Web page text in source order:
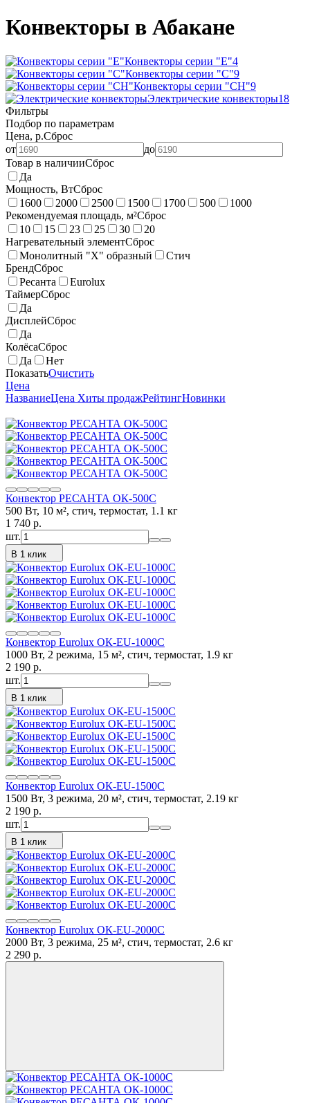
Конвекторы в Абакане
Конвекторы серии "Е"4
Конвекторы серии "С"9
Конвекторы серии "СН"9
Электрические конвекторы18
Фильтры
Подбор по параметрам
Цена, р.Сброс
от
до
Товар в наличииСброс
Да
Мощность, ВтСброс
1600
2000 2500 1500 1700 500
1000
Рекомендуемая площадь, м²Сброс
10
15 23 25 30
20
Нагревательный элементСброс
Монолитный "Х" образный
Стич
БрендСброс
Ресанта
Eurolux
ТаймерСброс
Да
ДисплейСброс
Да
КолёсаСброс
Да
Нет
ПоказатьОчистить
Цена
НазваниеЦена Хиты продажРейтингНовинки
Конвектор РЕСАНТА ОК-500С
500 Вт, 10 м², стич, термостат, 1.1 кг
1 740 p.
шт.
В 1 клик
Конвектор Eurolux ОК-EU-1000C
1000 Вт, 2 режима, 15 м², стич, термостат, 1.9 кг
2 190 p.
шт.
В 1 клик
Конвектор Eurolux ОК-EU-1500C
1500 Вт, 3 режима, 20 м², стич, термостат, 2.19 кг
2 190 p.
шт.
В 1 клик
Конвектор Eurolux ОК-EU-2000C
2000 Вт, 3 режима, 25 м², стич, термостат, 2.6 кг
2 290 p.